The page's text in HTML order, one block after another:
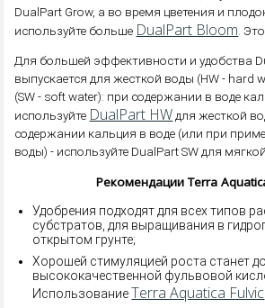
DualPart Grow, а во время цветения и
используйте больше DualPart Bloom .
Для большей эффективности и удобства
выпускается для жесткой воды (HW - hard
(SW - soft water): при содержании в воде
используйте DualPart HW для жесткой
содержании кальция в воде (или при
воды) - используйте DualPart SW для
Рекомендации Terra
Удобрения подходят для всех типов
субстратов, для выращивания в
открытом грунте;
Хорошей стимуляцией роста станет
высококачественной фульвовой
ИспользованиеTerra Aquatica Fulvic